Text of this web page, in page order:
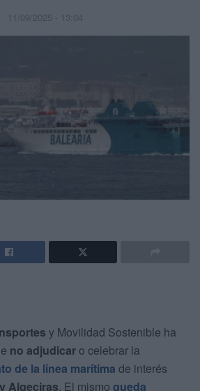
11/09/2025 - 13:04
y Movilidad Sostenible ha
no adjudicar o celebrar la
de la línea marítima de interés
Algeciras. El mismo queda